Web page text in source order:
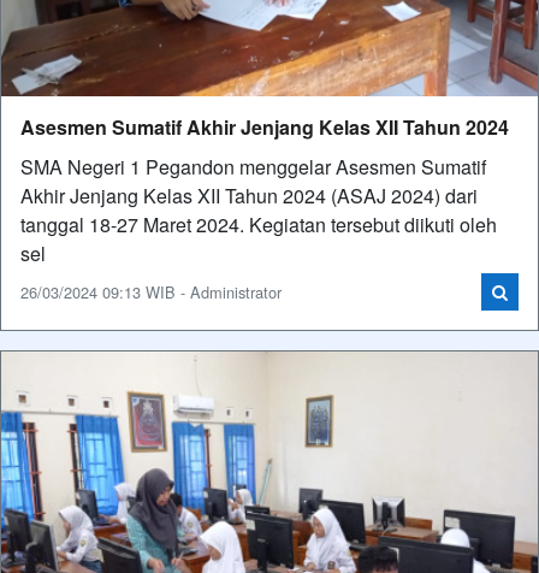
Asesmen Sumatif Akhir Jenjang Kelas XII Tahun 2024
SMA Negeri 1 Pegandon menggelar Asesmen Sumatif
Akhir Jenjang Kelas XII Tahun 2024 (ASAJ 2024) dari
tanggal 18-27 Maret 2024. Kegiatan tersebut diikuti oleh
sel
26/03/2024 09:13 WIB - Administrator